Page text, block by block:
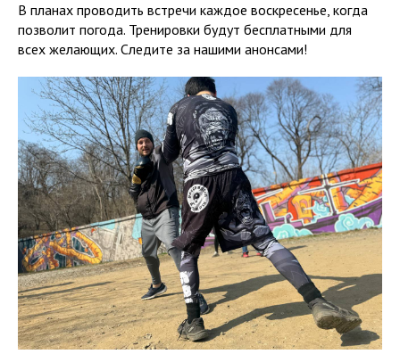
В планах проводить встречи каждое воскресенье, когда
позволит погода. Тренировки будут бесплатными для
всех желающих. Следите за нашими анонсами!